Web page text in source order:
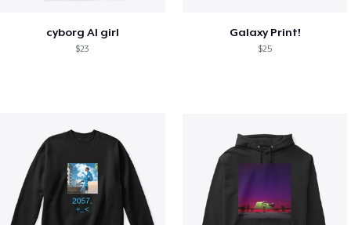
cyborg AI girl
$23
Galaxy Print!
$25